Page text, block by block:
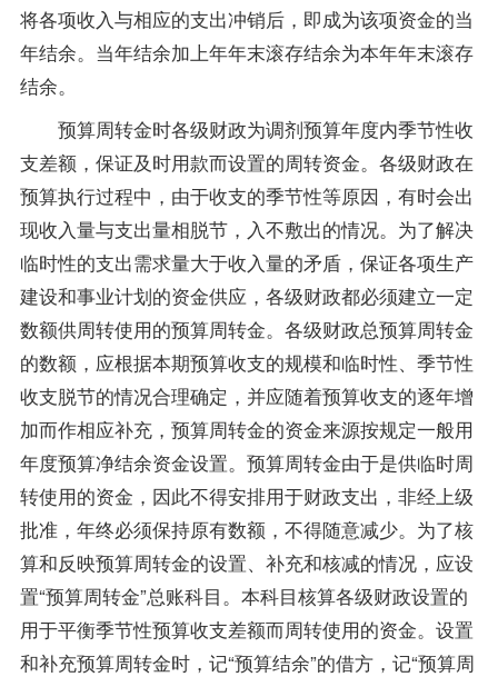
将各项收入与相应的支出冲销后，即成为该项资金的当
年结余。当年结余加上年年末滚存结余为本年年末滚存
结余。
预算周转金时各级财政为调剂预算年度内季节性收
支差额，保证及时用款而设置的周转资金。各级财政在
预算执行过程中，由于收支的季节性等原因，有时会出
现收入量与支出量相脱节，入不敷出的情况。为了解决
临时性的支出需求量大于收入量的矛盾，保证各项生产
建设和事业计划的资金供应，各级财政都必须建立一定
数额供周转使用的预算周转金。各级财政总预算周转金
的数额，应根据本期预算收支的规模和临时性、季节性
收支脱节的情况合理确定，并应随着预算收支的逐年增
加而作相应补充，预算周转金的资金来源按规定一般用
年度预算净结余资金设置。预算周转金由于是供临时周
转使用的资金，因此不得安排用于财政支出，非经上级
批准，年终必须保持原有数额，不得随意减少。为了核
算和反映预算周转金的设置、补充和核减的情况，应设
置“预算周转金”总账科目。本科目核算各级财政设置的
用于平衡季节性预算收支差额而周转使用的资金。设置
和补充预算周转金时，记“预算结余”的借方，记“预算周